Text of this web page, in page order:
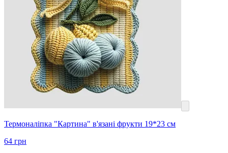
Термоналіпка "Картина" в'язані фрукти 19*23 см
64 грн